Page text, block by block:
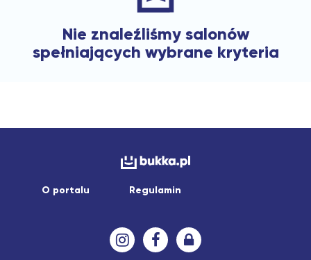
Nie znaleźliśmy salonów
spełniających wybrane kryteria
O portalu Regulamin